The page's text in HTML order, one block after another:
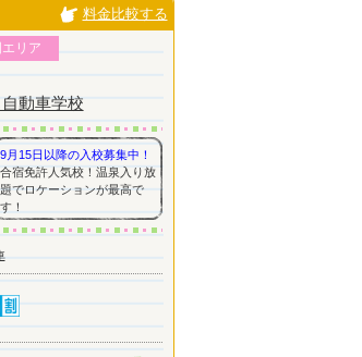
料金比較する
リア
動車学校
9月15日以降の入校募集中！
合宿免許人気校！温泉入り放
題でロケーションが最高で
す！